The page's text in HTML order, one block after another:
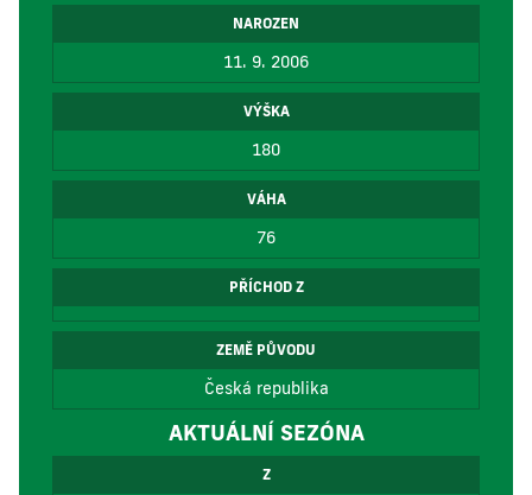
NAROZEN
11. 9. 2006
VÝŠKA
180
VÁHA
76
PŘÍCHOD Z
ZEMĚ PŮVODU
Česká republika
AKTUÁLNÍ SEZÓNA
Z